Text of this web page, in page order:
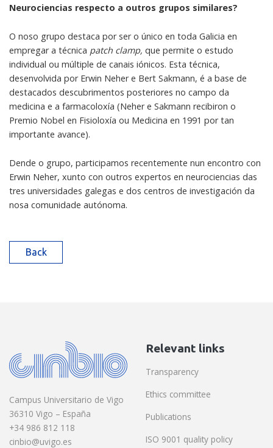
Neurociencias respecto a outros grupos similares?
O noso grupo destaca por ser o único en toda Galicia en
empregar a técnica patch clamp, que permite o estudo
individual ou múltiple de canais iónicos. Esta técnica,
desenvolvida por Erwin Neher e Bert Sakmann, é a base de
destacados descubrimentos posteriores no campo da
medicina e a farmacoloxía (Neher e Sakmann recibiron o
Premio Nobel en Fisioloxía ou Medicina en 1991 por tan
importante avance).
Dende o grupo, participamos recentemente nun encontro con
Erwin Neher, xunto con outros expertos en neurociencias das
tres universidades galegas e dos centros de investigación da
nosa comunidade autónoma.
Back
Campus Universitario de Vigo
36310 Vigo – España
+34 986 812 118
cinbio@uvigo.es
Relevant links
Transparency
Ethics committee
Publications
ISO 9001 quality policy